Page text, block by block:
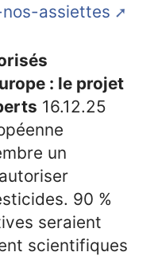
assiettes
: le projet
16.12.25
un
90 %
seraient
scientifiques